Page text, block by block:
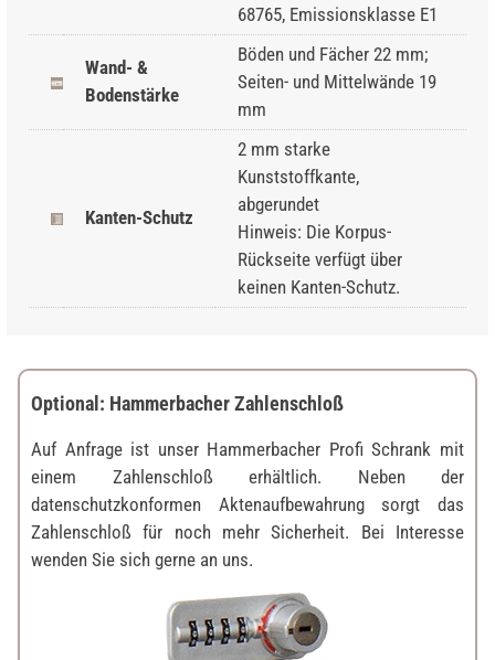
68765, Emissionsklasse E1
Wand- &
Bodenstärke
Böden und Fächer 22 mm;
Seiten- und Mittelwände 19
mm
Kanten-Schutz
2 mm starke
Kunststoffkante,
abgerundet
Hinweis: Die Korpus-
Rückseite verfügt über
keinen Kanten-Schutz.
Optional: Hammerbacher Zahlenschloß
Auf Anfrage ist unser Hammerbacher Profi Schrank mit
einem Zahlenschloß erhältlich. Neben der
datenschutzkonformen Aktenaufbewahrung sorgt das
Zahlenschloß für noch mehr Sicherheit. Bei Interesse
wenden Sie sich gerne an uns.